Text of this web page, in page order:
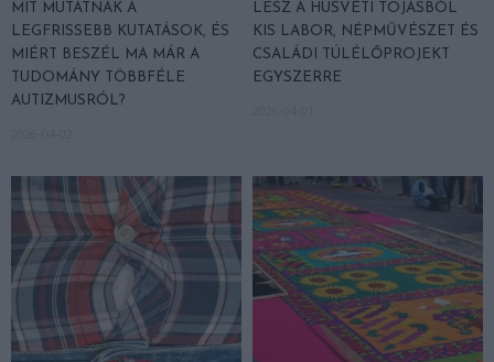
MIT MUTATNAK A
LEGFRISSEBB KUTATÁSOK, ÉS
MIÉRT BESZÉL MA MÁR A
TUDOMÁNY TÖBBFÉLE
AUTIZMUSRÓL?
LESZ A HÚSVÉTI TOJÁSBÓL
KIS LABOR, NÉPMŰVÉSZET ÉS
CSALÁDI TÚLÉLŐPROJEKT
EGYSZERRE